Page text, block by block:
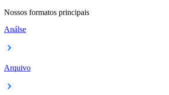
Nossos formatos principais
Análse
Arquivo